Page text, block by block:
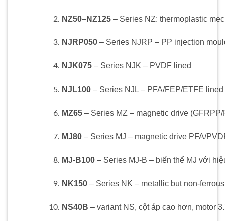
NZ50–NZ125 – Series NZ: thermoplastic
NJRP050 – Series NJRP – PP injection
NJK075 – Series NJK – PVDF lined
NJL100 – Series NJL – PFA/FEP/ETFE lined
MZ65 – Series MZ – magnetic drive
MJ80 – Series MJ – magnetic drive PFA/
MJ‑B100 – Series MJ‑B – biến thể MJ với
NK150 – Series NK – metallic but non-
NS40B – variant NS, cột áp cao hơn, motor